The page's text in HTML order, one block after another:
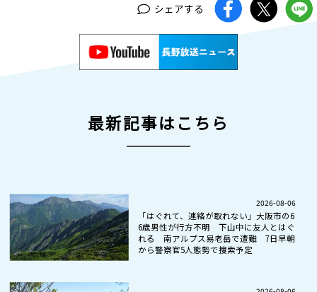
シェアする
最新記事はこちら
2026-08-06
「はぐれて、連絡が取れない」大阪市の6
6歳男性が行方不明 下山中に友人とはぐ
れる 南アルプス易老岳で遭難 7日早朝
から警察官5人態勢で捜索予定